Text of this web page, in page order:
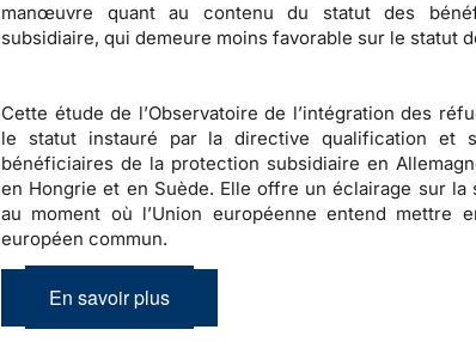
manœuvre quant au contenu du statut des
subsidiaire, qui demeure moins favorable sur le statut
Cette étude de l’Observatoire de l’intégration des
le statut instauré par la directive qualification et
bénéficiaires de la protection subsidiaire en
en Hongrie et en Suède. Elle offre un éclairage sur la
au moment où l’Union européenne entend mettre
européen commun.
En savoir plus